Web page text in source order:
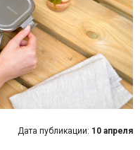
Дата публикации: 10 апреля